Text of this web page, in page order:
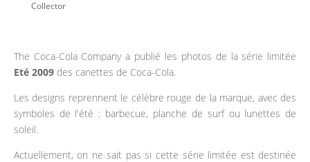
Collector
The Coca-Cola Company a publié les photos de la série limitée
Eté 2009des canettes de Coca-Cola.
Les designs reprennent le célèbre rouge de la marque, avec des
symboles de l'été : barbecue, planche de surf ou lunettes de
soleil.
Actuellement, on ne sait pas si cette série limitée est destinée